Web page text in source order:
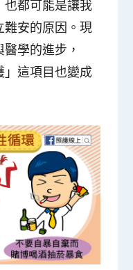
也都可能是讓我
難安的原因。現
學的進步，
」這項目也變成